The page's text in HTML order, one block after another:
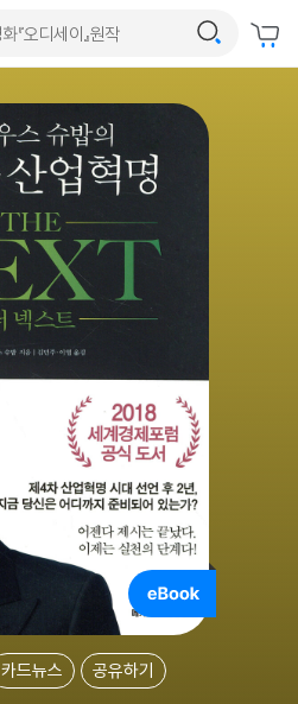
카드뉴스 공유하기